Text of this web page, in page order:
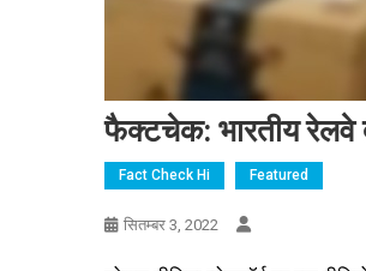
फैक्टचेक: भारतीय रेलवे
Fact Check Hi Featured
सितम्बर 3, 2022